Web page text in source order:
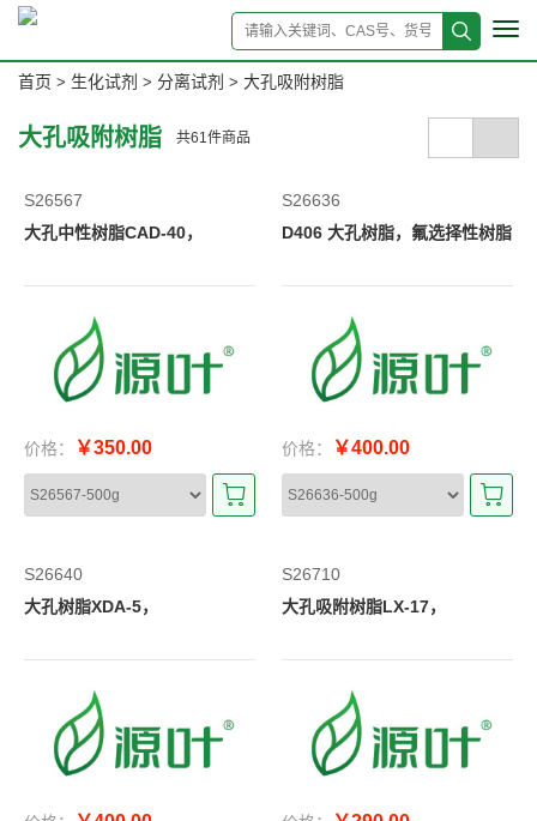
首页 > 生化试剂 > 分离试剂 > 大孔吸附树脂
大孔吸附树脂 共61 件商品
S26567
大孔中性树脂CAD-40，
价格： ￥350.00
S26636
D406 大孔树脂，氟选择性树脂
价格： ￥400.00
S26640
大孔树脂XDA-5，
S26710
大孔吸附树脂LX-17，